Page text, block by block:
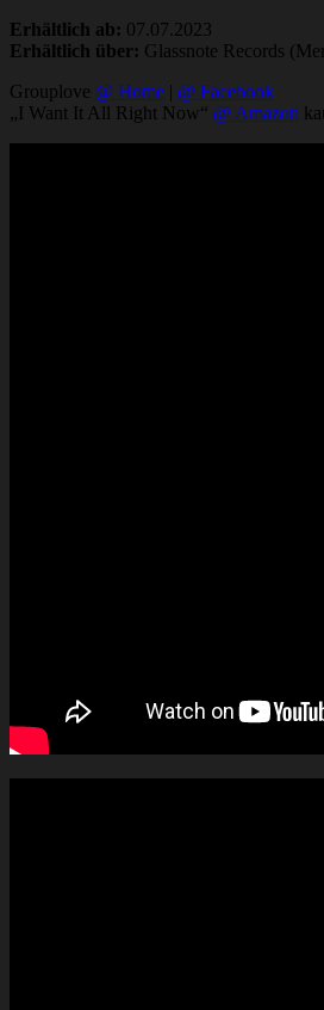
Erhältlich ab: 07.07.2023
Erhältlich über: Glassnote Records
Grouplove @ Home | @ Facebook
„I Want It All Right Now“ @ Amazon